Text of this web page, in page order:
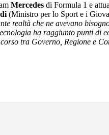
Mercedes di Formula 1 e
(Ministro per lo Sport e i
realtà che ne avevano
ha raggiunto punti di
tra Governo, Regione e